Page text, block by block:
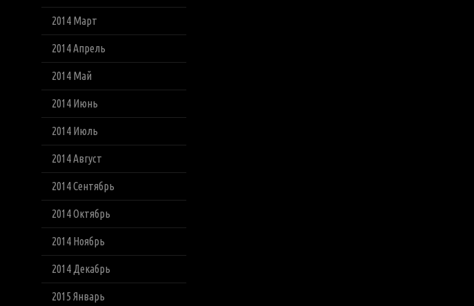
2014 Март
2014 Апрель
2014 Май
2014 Июнь
2014 Июль
2014 Август
2014 Сентябрь
2014 Октябрь
2014 Ноябрь
2014 Декабрь
2015 Январь